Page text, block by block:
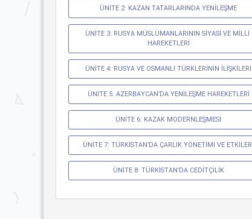
ÜNİTE 2: KAZAN TATARLARINDA YENİLEŞME
ÜNİTE 3: RUSYA MÜSLÜMANLARININ SİYASİ VE MİLLİ
HAREKETLERİ
ÜNİTE 4: RUSYA VE OSMANLI TÜRKLERİNİN İLİŞKİLERİ
ÜNİTE 5: AZERBAYCAN’DA YENİLEŞME HAREKETLERİ
ÜNİTE 6: KAZAK MODERNLEŞMESİ
ÜNİTE 7: TÜRKİSTAN’DA ÇARLIK YÖNETİMİ VE
ÜNİTE 8: TÜRKİSTAN’DA CEDİTÇİLİK